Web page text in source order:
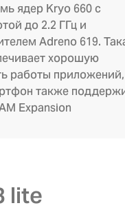
ядер Kryo 660 с
до 2.2 ГГц и
Adreno 619.
хорошую
работы
также
Expansion
lite